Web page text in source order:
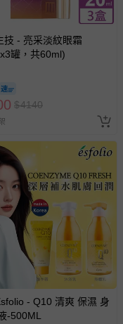
需加收離島運費。廠商
完好，若商品遇瑕疵
：
退貨的辦理流程。
、購物流程、付款方
商品運送方式等有疑
缺貨即會通知媽咪並協
，導致無法安排出貨，
宜，並將提供適當補
技 - 亮采淡紋眼霜
罐，共60ml)
$4140
- Q10 清爽 保濕 身
-500ML